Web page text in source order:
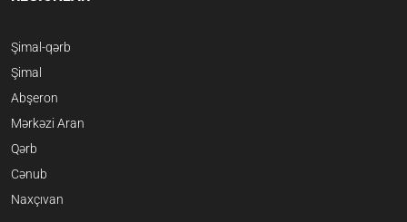
Şimal-qərb
Şimal
Abşeron
Mərkəzi Aran
Qərb
Cənub
Naxçıvan